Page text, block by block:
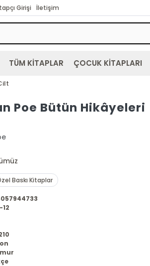
Girişi İletişim
TÜM KİTAPLAR ÇOCUK KİTAPLARI
Poe Bütün Hikâyeleri
Baskı Kitaplar
12